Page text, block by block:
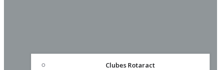
Clubes Rotaract